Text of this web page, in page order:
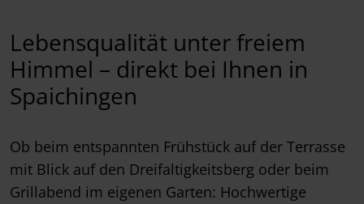
Lebensqualität unter freiem
Himmel – direkt bei Ihnen in
Spaichingen
Ob beim entspannten Frühstück auf der Terrasse
mit Blick auf den Dreifaltigkeitsberg oder beim
Grillabend im eigenen Garten: Hochwertige